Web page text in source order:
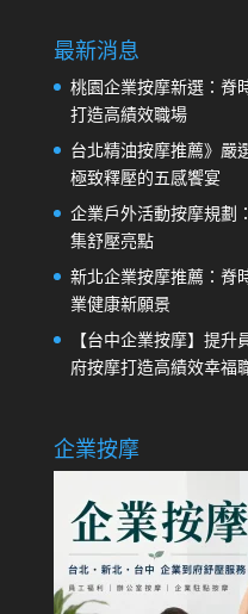
最新消息
桃園企業按摩新選：脊
打造高績效職場
台北精油按摩推薦》嚴
極致釋壓的五感饗宴
企業戶外活動按摩規劃
集舒壓亮點
新北企業按摩推薦：脊
業健康新願景
【台中企業按摩】提
府按摩打造高績效幸福
企業按摩